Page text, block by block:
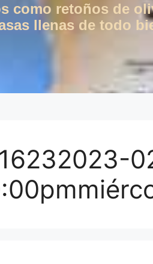
como retoños de
llenas de todo